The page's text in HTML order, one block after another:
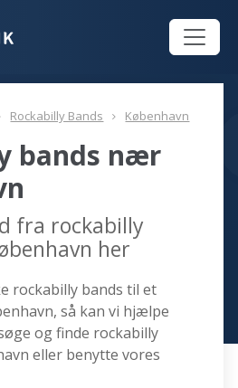
Rockabilly Bands København
bands nær
fra rockabilly
her
rockabilly bands til et
så kan vi hjælpe
og finde rockabilly
eller benytte vores